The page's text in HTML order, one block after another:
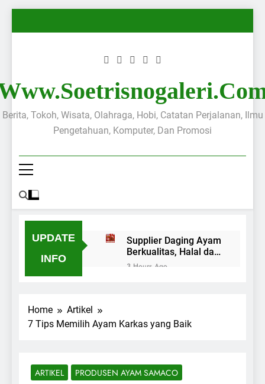
Berita, Tokoh, Wisata, Olahraga, Hobi, Catatan Perjalanan, Ilmu
Pengetahuan, Komputer, Dan Promosi
UPDATE
INFO
Supplier Daging Ayam
Berkualitas, Halal dan
Higienis untuk
3 Hours Ago
dan
Materi
Lengkap:
Digital
Marketer
Analisis
Penjualan
Home
Artikel
7 Tips Memilih Ayam Karkas yang Baik
ARTIKEL PRODUSEN AYAM SAMACO